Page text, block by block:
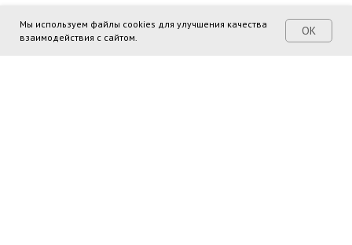
Мы используем файлы cookies для улучшения качества
взаимодействия с сайтом.
ОК